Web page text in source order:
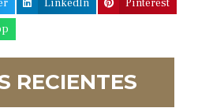
LinkedIn
Pinterest
RECIENTES